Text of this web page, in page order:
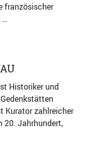
französischer
…
Historiker und
Kurator zahlreicher
20. Jahrhundert,